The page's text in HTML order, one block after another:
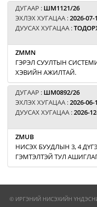
ДУГААР : ШМ1121/26
ЭХЛЭХ ХУГАЦАА :2026-07-
ДУУСАХ ХУГАЦАА :
ZMMN
ГЭРЭЛ СУУЛТЫН
ХЭВИЙН АЖИЛТАЙ.
ДУГААР : ШМ0892/26
ЭХЛЭХ ХУГАЦАА :2026-06-
ДУУСАХ ХУГАЦАА :2026-
ZMUB
НИСЭХ БУУДЛЫН 3, 4
ГЭМТЭЛТЭЙ ТУЛ
© ИРГЭНИЙ НИСЭХИЙН